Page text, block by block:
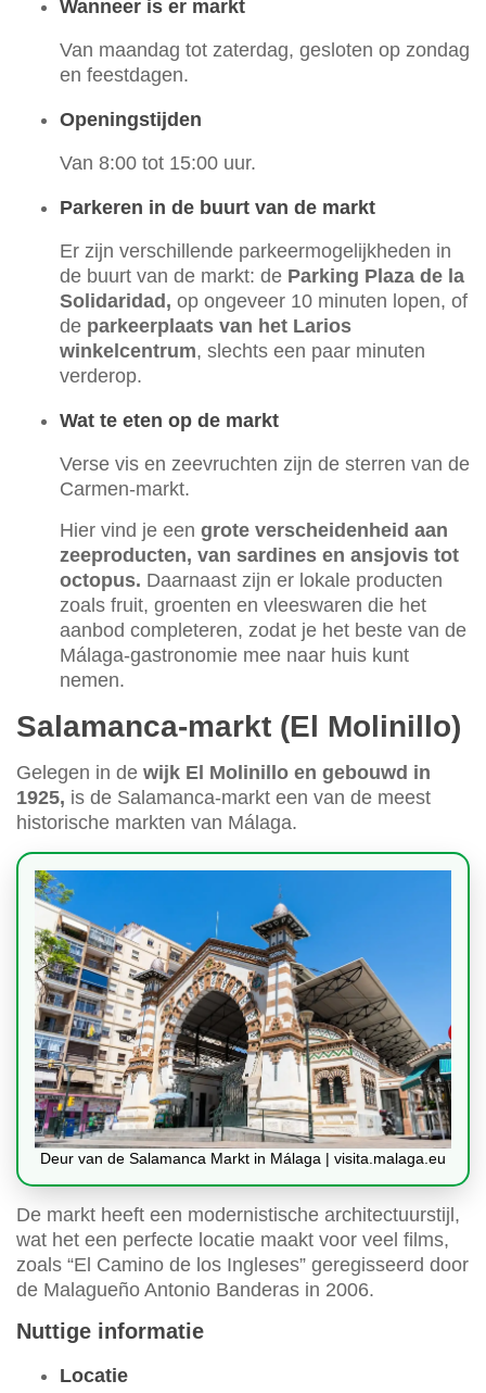
Wanneer is er markt
Van maandag tot zaterdag, gesloten op zondag
en feestdagen.
Openingstijden
Van 8:00 tot 15:00 uur.
Parkeren in de buurt van de markt
Er zijn verschillende parkeermogelijkheden in
de buurt van de markt: de Parking Plaza de la
Solidaridad, op ongeveer 10 minuten lopen, of
de parkeerplaats van het Larios
winkelcentrum, slechts een paar minuten
verderop.
Wat te eten op de markt
Verse vis en zeevruchten zijn de sterren van de
Carmen-markt.
Hier vind je een grote verscheidenheid aan
zeeproducten, van sardines en ansjovis tot
octopus. Daarnaast zijn er lokale producten
zoals fruit, groenten en vleeswaren die het
aanbod completeren, zodat je het beste van de
Málaga-gastronomie mee naar huis kunt
nemen.
Salamanca-markt (El Molinillo)
Gelegen in de wijk El Molinillo en gebouwd in
1925, is de Salamanca-markt een van de meest
historische markten van Málaga.
Deur van de Salamanca Markt in Málaga | visita.malaga.eu
De markt heeft een modernistische architectuurstijl,
wat het een perfecte locatie maakt voor veel films,
zoals “El Camino de los Ingleses” geregisseerd door
de Malagueño Antonio Banderas in 2006.
Nuttige informatie
Locatie